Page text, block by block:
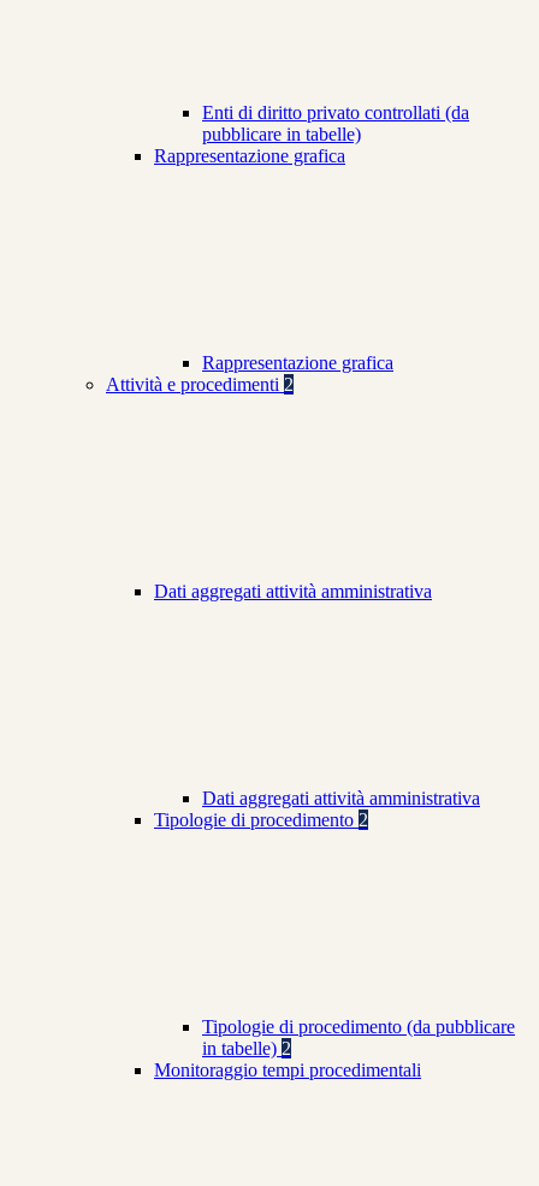
Enti di diritto privato controllati (da
pubblicare in tabelle)
Rappresentazione grafica
Rappresentazione grafica
Attività e procedimenti 2
Dati aggregati attività amministrativa
Dati aggregati attività amministrativa
Tipologie di procedimento 2
Tipologie di procedimento (da pubblicare
in tabelle) 2
Monitoraggio tempi procedimentali